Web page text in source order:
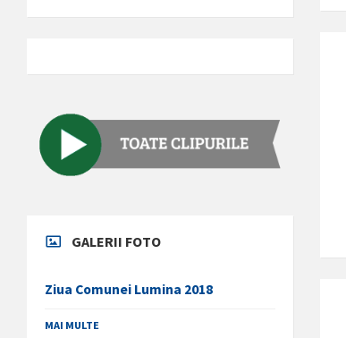
GALERII FOTO
Ziua Comunei Lumina 2018
MAI MULTE